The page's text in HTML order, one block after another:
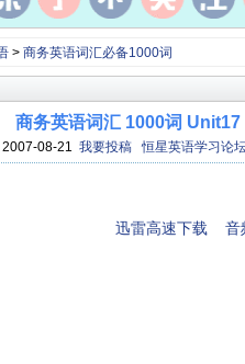
> 商务英语词汇必备1000词
商务英语词汇 1000词 Unit17
2007-08-21 我要投稿 恒星英语学习论
迅雷高速下载 音